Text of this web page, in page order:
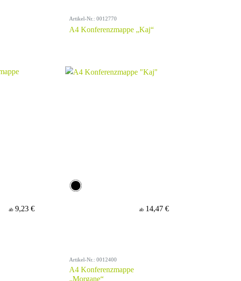
ab 9,23 €
Artikel-Nr.: 0012770
A4 Konferenzmappe „Kaj“
ab 14,47 €
Artikel-Nr.: 0012400
A4 Konferenzmappe
„Morgane“